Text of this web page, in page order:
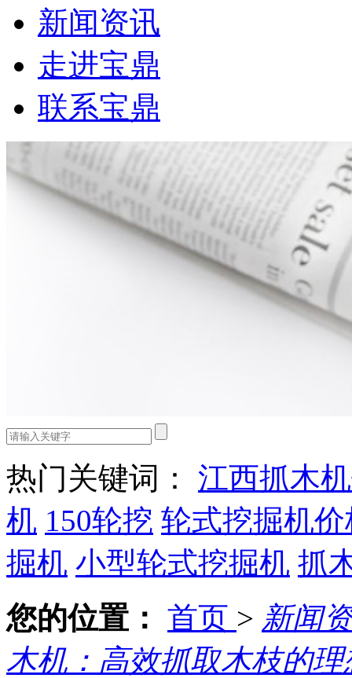
新闻资讯
走进宝鼎
联系宝鼎
热门关键词： 江西抓木
机 150轮挖 轮式挖掘机
掘机 小型轮式挖掘机 抓
您的位置： 首页 > 新闻
木机：高效抓取木枝的理